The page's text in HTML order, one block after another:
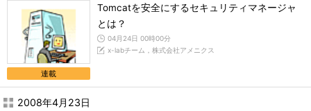
連載
Tomcatを安全にするセキュリティマネージャ
とは？
04月24日 00時00分
x-labチーム，株式会社アメニクス
2008年4月23日